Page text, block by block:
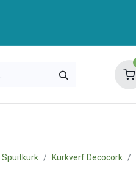
Spuitkurk Kurkverf Decocork